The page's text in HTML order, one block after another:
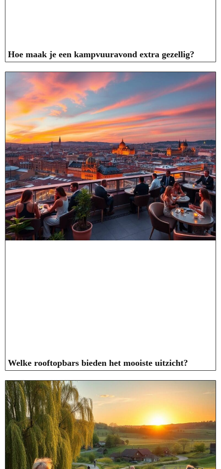
Hoe maak je een kampvuuravond extra gezellig?
Welke rooftopbars bieden het mooiste uitzicht?